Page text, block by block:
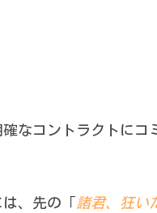
なコントラクトにコ
、先の「諸君、狂い